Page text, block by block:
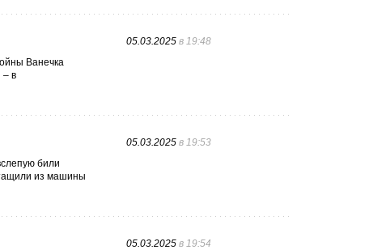
Ванечка
– в
05.03.2025 в 19:48
били
из машины
05.03.2025 в 19:53
05.03.2025 в 19:54